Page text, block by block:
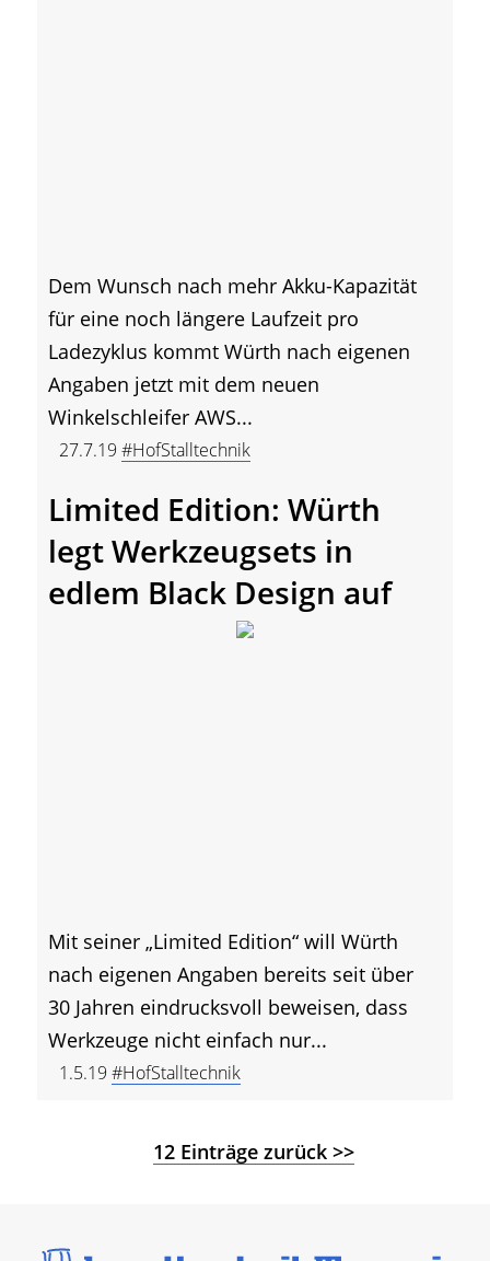
Dem Wunsch nach mehr Akku-Kapazität
für eine noch längere Laufzeit pro
Ladezyklus kommt Würth nach eigenen
Angaben jetzt mit dem neuen
Winkelschleifer AWS...
27.7.19 #HofStalltechnik
Limited Edition: Würth
legt Werkzeugsets in
edlem Black Design auf
Mit seiner „Limited Edition“ will Würth
nach eigenen Angaben bereits seit über
30 Jahren eindrucksvoll beweisen, dass
Werkzeuge nicht einfach nur...
1.5.19 #HofStalltechnik
12 Einträge zurück >>